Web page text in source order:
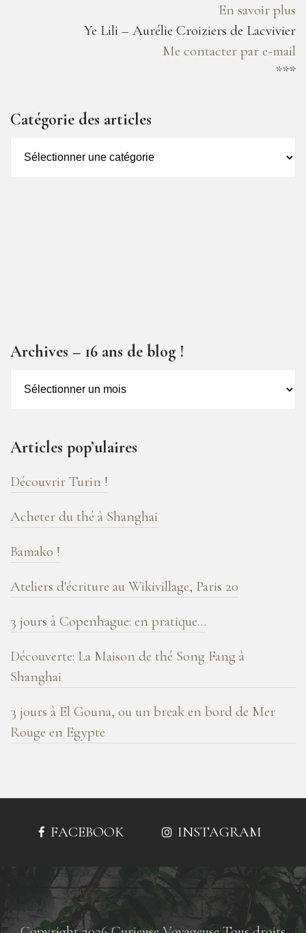
En savoir plus
Ye Lili – Aurélie Croiziers de Lacvivier
Me contacter par e-mail
***
Catégorie des articles
des
Archives – 16 ans de blog !
de
blog
!
Articles pop’ulaires
Découvrir Turin !
Acheter du thé à Shanghai
Bamako !
Ateliers d'écriture au Wikivillage, Paris 20
3 jours à Copenhague: en pratique…
Découverte: La Maison de thé Song Fang à
Shanghai
3 jours à El Gouna, ou un break en bord de Mer
Rouge en Egypte
FACEBOOK INSTAGRAM